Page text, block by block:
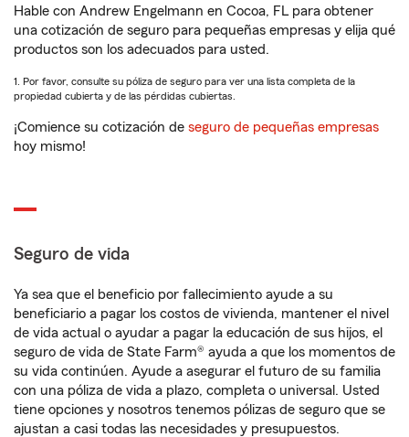
Hable con Andrew Engelmann en Cocoa, FL para obtener
una cotización de seguro para pequeñas empresas y elija qué
productos son los adecuados para usted.
1. Por favor, consulte su póliza de seguro para ver una lista completa de la
propiedad cubierta y de las pérdidas cubiertas.
¡Comience su cotización de seguro de pequeñas empresas
hoy mismo!
Seguro de vida
Ya sea que el beneficio por fallecimiento ayude a su
beneficiario a pagar los costos de vivienda, mantener el nivel
de vida actual o ayudar a pagar la educación de sus hijos, el
seguro de vida de State Farm® ayuda a que los momentos de
su vida continúen. Ayude a asegurar el futuro de su familia
con una póliza de vida a plazo, completa o universal. Usted
tiene opciones y nosotros tenemos pólizas de seguro que se
ajustan a casi todas las necesidades y presupuestos.